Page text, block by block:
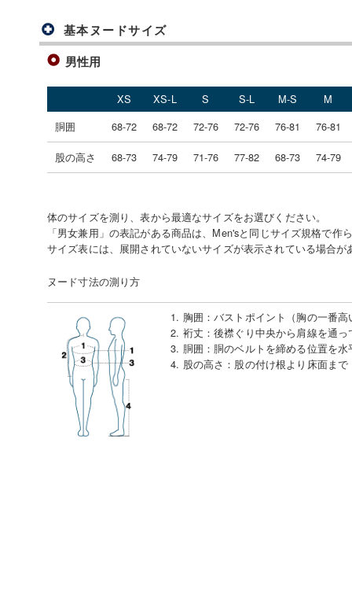
基本ヌードサイズ
男性用
XS XS-L S S-L M-S
M
胴囲
68-72 68-72 72-76 72-76 76-81 76-81
股の高さ 68-73 74-79 71-76 77-82 68-73 74-79
体のサイズを測り、表から最適なサイズをお選びください。
「男女兼用」の表記がある商品は、Men'sと同じサイズ規格で作
サイズ表には、展開されていないサイズが表示されている場合が
ヌード寸法の測り方
1. 胸囲 ：バストポイント（胸の一番
2. 裄丈 ：後襟ぐり中央から肩線を通
3. 胴囲 ： 胴のベルトを締める位置を
4. 股の高さ ： 股の付け根より床面まで